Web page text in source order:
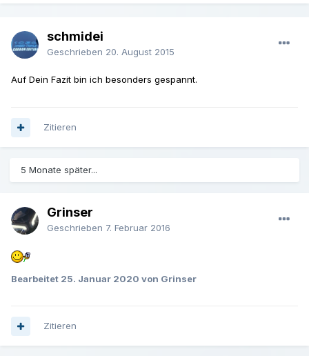
schmidei
Geschrieben 20. August 2015
Auf Dein Fazit bin ich besonders gespannt.
Zitieren
5 Monate später...
Grinser
Geschrieben 7. Februar 2016
Bearbeitet 25. Januar 2020 von Grinser
Zitieren